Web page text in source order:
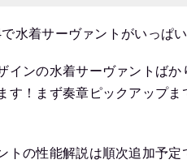
水着サーヴァントがいっぱ
インの水着サーヴァントば
す！まず奏章ピックアップ
トの性能解説は順次追加予定